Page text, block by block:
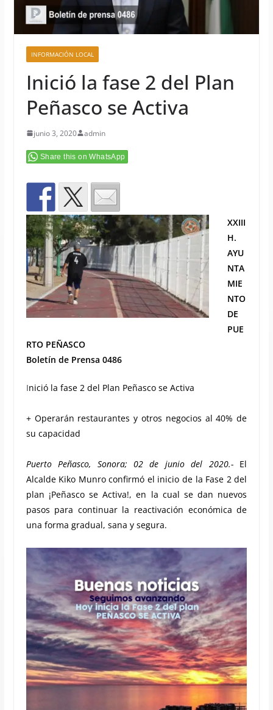
INFORMACIÓN LOCAL
Inició la fase 2 del Plan
Peñasco se Activa
junio 3, 2020 admin
Share this on WhatsApp
XXIII
H.
AYU
NTA
MIE
NTO
DE
PUE
RTO PEÑASCO
Boletín de Prensa 0486
Inició la fase 2 del Plan Peñasco se Activa
+ Operarán restaurantes y otros negocios al 40% de
su capacidad
Puerto Peñasco, Sonora; 02 de junio del 2020.-El
Alcalde Kiko Munro confirmó el inicio de la Fase 2 del
plan ¡Peñasco se Activa!, en la cual se dan nuevos
pasos para continuar la reactivación económica de
una forma gradual, sana y segura.